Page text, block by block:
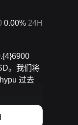
0.00% 24H
。我们将
过去